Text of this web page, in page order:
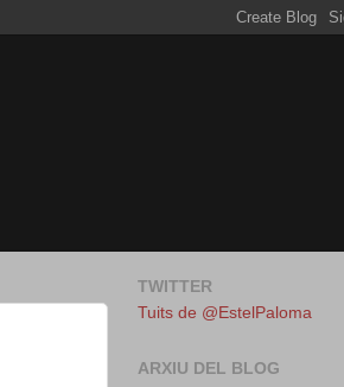
TWITTER
Tuits de @EstelPaloma
ARXIU DEL BLOG